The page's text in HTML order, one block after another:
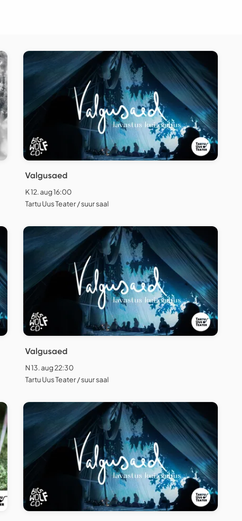
Valgusaed
K 12. aug 16:00
Tartu Uus Teater / suur saal
Valgusaed
N 13. aug 22:30
Tartu Uus Teater / suur saal